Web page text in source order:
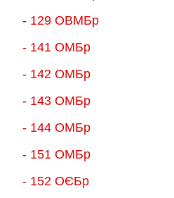
- 129 ОВМБр
- 141 ОМБр
- 142 ОМБр
- 143 ОМБр
- 144 ОМБр
- 151 ОМБр
- 152 ОЄБр